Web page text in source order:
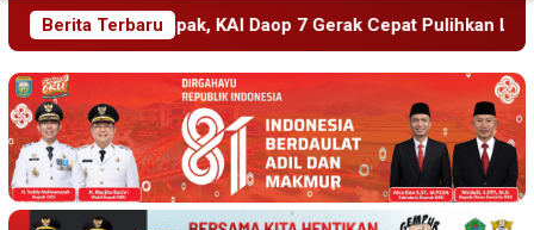
Berita Terbaru
7 Gerak Cepat Pulihkan Layanan PMR Wira